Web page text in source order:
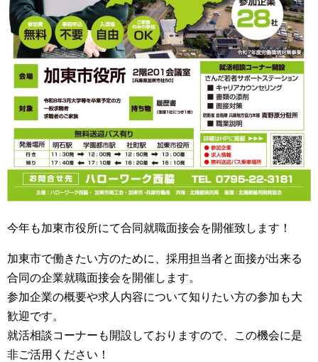
今年も加東市役所にて合同就職面接会を開催致します！
加東市で働きたい方のために、採用担当者と面接が出来る
合同の企業就職面接会を開催します。
参加企業の概要や求人内容について知りたい方の参加も大
歓迎です。
就活相談コーナーも開設しておりますので、この機会に是
非ご活用ください！